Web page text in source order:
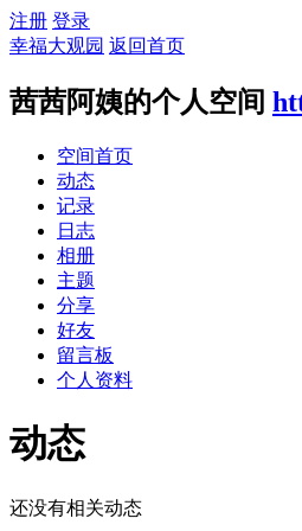
注册 登录
幸福大观园 返回首页
茜茜阿姨的个人空间
空间首页
动态
记录
日志
相册
主题
分享
好友
留言板
个人资料
动态
还没有相关动态